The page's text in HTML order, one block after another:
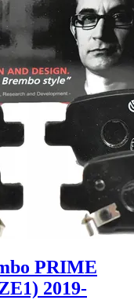
PRIME
2019-